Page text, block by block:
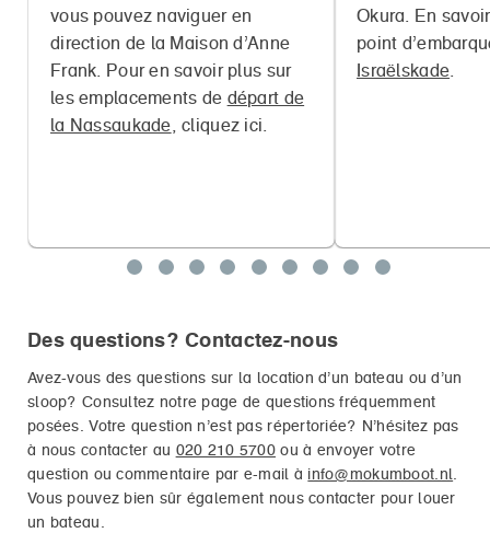
vous pouvez naviguer en
direction de la Maison d’Anne
Frank. Pour en savoir plus sur
les emplacements de départ de
la Nassaukade, cliquez ici.
Okura. En
point
Israëlskade.
Des questions? Contactez-nous
Avez-vous des questions sur la location d’un bateau ou d’un
sloop? Consultez notre page de questions fréquemment
posées. Votre question n’est pas répertoriée? N’hésitez pas
à nous contacter au 020 210 5700ou à envoyer votre
question ou commentaire par e-mail à info@mokumboot.nl.
Vous pouvez bien sûr également nous contacter pour louer
un bateau.